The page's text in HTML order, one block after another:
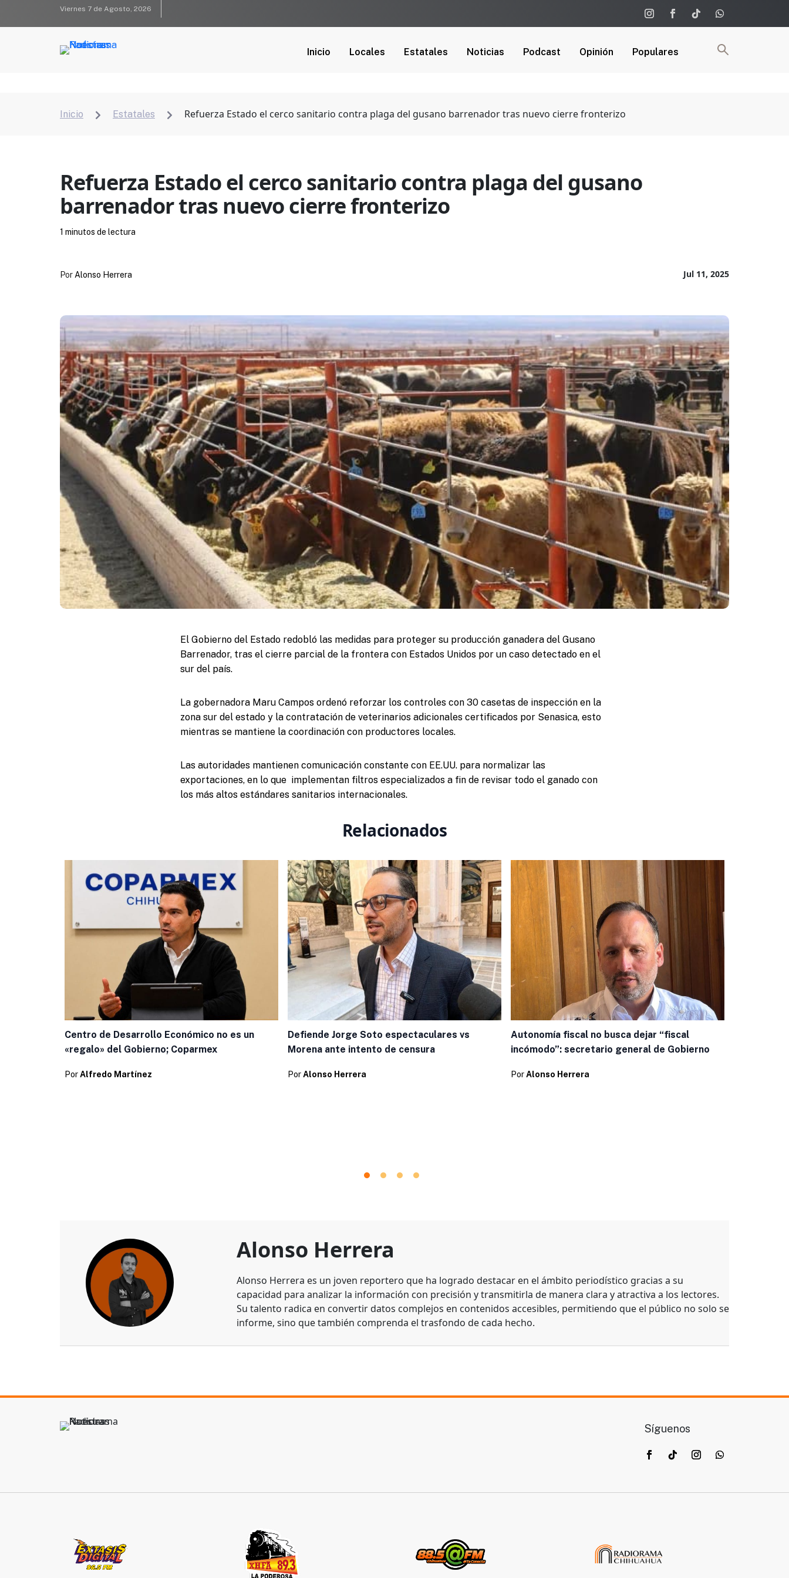
Viernes 7 de Agosto, 2026
Inicio Locales Estatales Noticias Podcast Opinión Populares
Inicio  Estatales  Refuerza Estado el cerco sanitario contra plaga del gusano barrenador tras nuevo cierre fronterizo
Refuerza Estado el cerco sanitario contra plaga del gusano
barrenador tras nuevo cierre fronterizo
Jul 11, 2025
Por Alonso Herrera
1 minutos de lectura
El Gobierno del Estado redobló las medidas para proteger su producción ganadera del Gusano
Barrenador, tras el cierre parcial de la frontera con Estados Unidos por un caso detectado en el
sur del país.
La gobernadora Maru Campos ordenó reforzar los controles con 30 casetas de inspección en la
zona sur del estado y la contratación de veterinarios adicionales certificados por Senasica, esto
mientras se mantiene la coordinación con productores locales.
Las autoridades mantienen comunicación constante con EE.UU. para normalizar las
exportaciones, en lo que implementan filtros especializados a fin de revisar todo el ganado con
los más altos estándares sanitarios internacionales.
Relacionados
Centro de Desarrollo Económico no es un
«regalo» del Gobierno; Coparmex
PorAlfredo Martínez
Defiende Jorge Soto espectaculares vs
Morena ante intento de censura
PorAlonso Herrera
Autonomía fiscal no busca dejar “fiscal
incómodo”: secretario general de Gobierno
PorAlonso Herrera
Alonso Herrera
Alonso Herrera es un joven reportero que ha logrado destacar en el ámbito periodístico gracias a su
capacidad para analizar la información con precisión y transmitirla de manera clara y atractiva a los lectores.
Su talento radica en convertir datos complejos en contenidos accesibles, permitiendo que el público no solo se
informe, sino que también comprenda el trasfondo de cada hecho.
Síguenos